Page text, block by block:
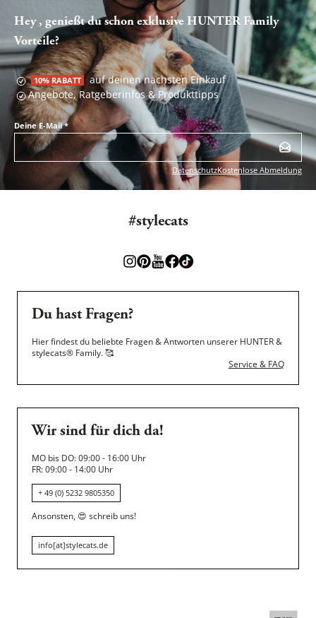
Hey , genießt du schon exklusive HUNTER Family
Vorteile?
10% RABATT auf deinen nächsten Einkauf
Angebote, Ratgeberinfos & Produkttipps
Deine E-Mail*
DatenschutzKostenlose Abmeldung
#stylecats
Du hast Fragen?
Hier findest du beliebte Fragen & Antworten unserer HUNTER &
stylecats® Family.🥰
Service & FAQ
Wir sind für dich da!
MO bis DO: 09:00 - 16:00 Uhr
FR: 09:00 - 14:00 Uhr
+ 49 (0) 5232 9805350
Ansonsten, 😍 schreib uns!
info[at]stylecats.de